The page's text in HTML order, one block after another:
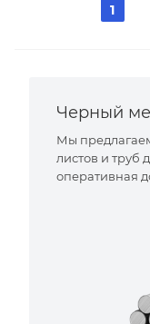
1
Черный
Мы
листов и труб
оперативная